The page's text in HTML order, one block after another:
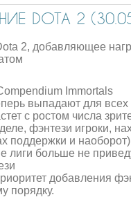
DOTA 2
2, добавляющее
Immortals
выпадают для всех
с ростом числа
фэнтези игроки,
поддержки и
лиги больше не
добавления
порядку.